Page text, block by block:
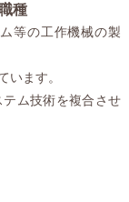
種
等の工作機械の製
います。
ム技術を複合させ